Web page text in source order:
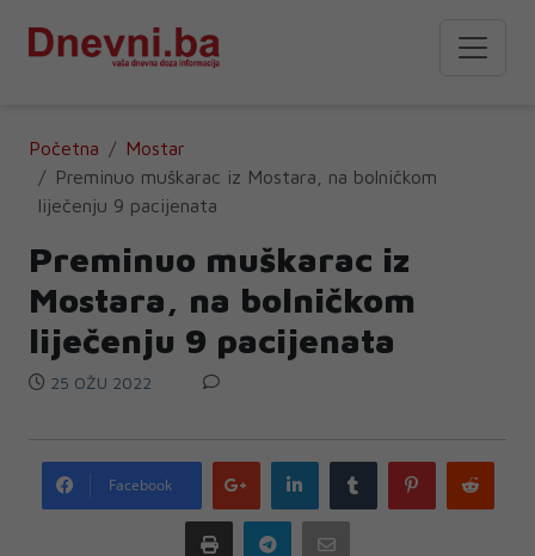
Početna
Mostar
Preminuo muškarac iz Mostara, na bolničkom
liječenju 9 pacijenata
Preminuo muškarac iz
Mostara, na bolničkom
liječenju 9 pacijenata
25 OŽU 2022
Facebook
Google
plus
LinkedIn Tumblr Pinterest
Print Telegram